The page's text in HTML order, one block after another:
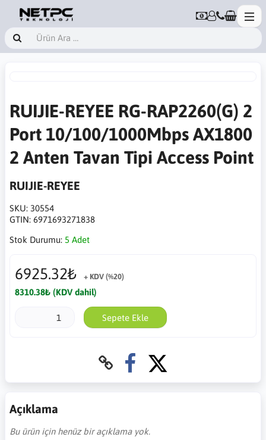
RUIJIE-REYEE RG-RAP2260(G) 2
Port 10/100/1000Mbps AX1800
2 Anten Tavan Tipi Access Point
RUIJIE-REYEE
SKU: 30554
GTIN: 6971693271838
Stok Durumu: 5 Adet
6925.32₺ + KDV (%20)
8310.38₺ (KDV dahil)
Sepete Ekle
Açıklama
Bu ürün için henüz bir açıklama yok.